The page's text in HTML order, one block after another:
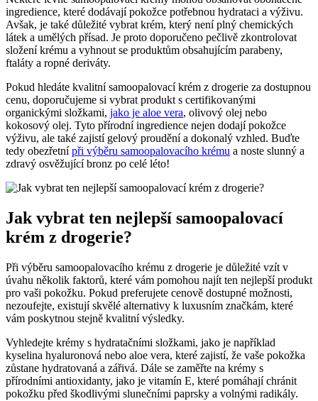
ingredience, které dodávají pokožce potřebnou hydrataci a výživu.
Avšak, je také důležité vybrat krém, který není plný chemických
látek a umělých přísad. Je proto doporučeno pečlivě zkontrolovat
složení krému a vyhnout se produktům obsahujícím parabeny,
ftaláty a ropné deriváty.
Pokud hledáte kvalitní samoopalovací krém z drogerie za dostupnou
cenu, doporučujeme si vybrat produkt s certifikovanými
organickými složkami, jako je aloe vera, olivový olej nebo
kokosový olej. Tyto přírodní ingredience nejen dodají pokožce
výživu, ale také zajistí gelový proudění a dokonalý vzhled. Buďte
tedy obezřetnípři výběru samoopalovacího krému a noste slunný a
zdravý osvěžující bronz po celé léto!
Jak vybrat ten nejlepší samoopalovací
krém z drogerie?
Při výběru samoopalovacího krému z drogerie je důležité vzít v
úvahu několik faktorů, které vám pomohou najít ten nejlepší produkt
pro vaši pokožku. Pokud preferujete cenově dostupné možnosti,
nezoufejte, existují skvělé alternativy k luxusním značkám, které
vám poskytnou stejně kvalitní výsledky.
Vyhledejte krémy s hydratačními složkami, jako je například
kyselina hyaluronová nebo aloe vera, které zajistí, že vaše pokožka
zůstane hydratovaná a zářivá. Dále se zaměřte na krémy s
přírodními antioxidanty, jako je vitamín E, které pomáhají chránit
pokožku před škodlivými slunečními paprsky a volnými radikály.